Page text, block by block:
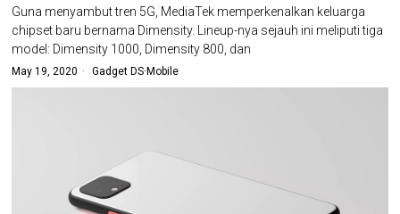
Guna menyambut tren 5G, MediaTek memperkenalkan keluarga
chipset baru bernama Dimensity. Lineup-nya sejauh ini meliputi tiga
model: Dimensity 1000, Dimensity 800, dan
May 19, 2020 Gadget DS· Mobile